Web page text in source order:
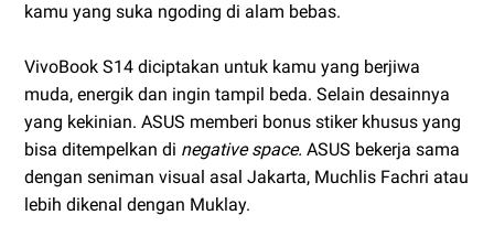
kamu yang suka ngoding di alam bebas.
VivoBook S14 diciptakan untuk kamu yang berjiwa
muda, energik dan ingin tampil beda. Selain desainnya
yang kekinian. ASUS memberi bonus stiker khusus yang
bisa ditempelkan di negative space. ASUS bekerja sama
dengan seniman visual asal Jakarta, Muchlis Fachri atau
lebih dikenal dengan Muklay.